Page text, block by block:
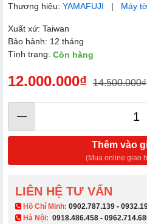
Thương hiệu: YAMAFUJI | Máy
Xuất xứ: Taiwan
Bảo hành: 12 tháng
Tình trạng: Còn hàng
12.000.000₫ 14.500.000₫
Thêm vào
(Mua online giao
LIÊN HỆ TƯ VẤN
​ Hồ Chí Minh: 0902.787.139 -
Hà Nội: 0918.486.458 -